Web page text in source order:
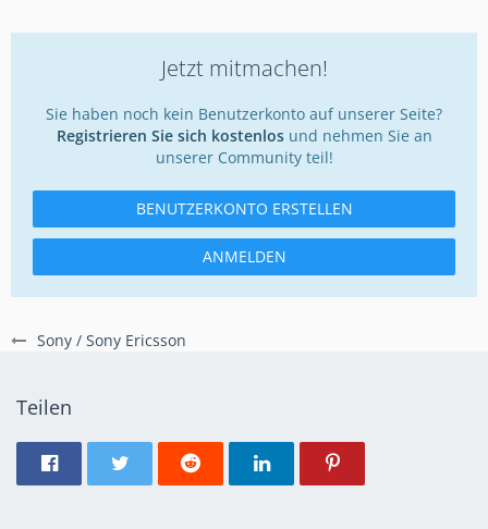
Sony / Sony Ericsson
Jetzt mitmachen!
Sie haben noch kein Benutzerkonto auf unserer Seite?
Registrieren Sie sich kostenlosund nehmen Sie an
unserer Community teil!
BENUTZERKONTO ERSTELLEN
ANMELDEN
Teilen